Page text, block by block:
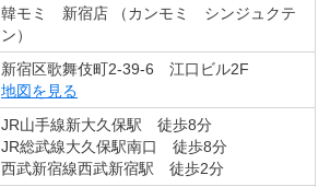
韓モミ 新宿店 （カンモミ シンジュクテ
ン）
新宿区歌舞伎町2-39-6 江口ビル2F
地図を見る
JR山手線新大久保駅 徒歩8分
JR総武線大久保駅南口 徒歩8分
西武新宿線西武新宿駅 徒歩2分